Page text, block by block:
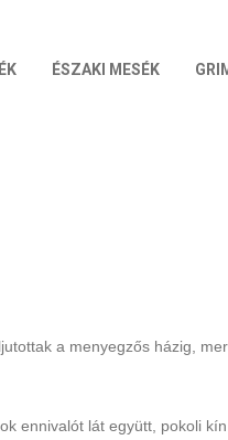
ÉSZAKI MESÉK
a menyegzős házig,
ennivalót lát együtt, pokoli